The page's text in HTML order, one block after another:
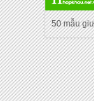
50 mẫu